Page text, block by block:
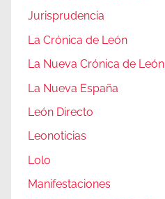
Jurisprudencia
La Crónica de León
La Nueva Crónica de León
La Nueva España
León Directo
Leonoticias
Lolo
Manifestaciones